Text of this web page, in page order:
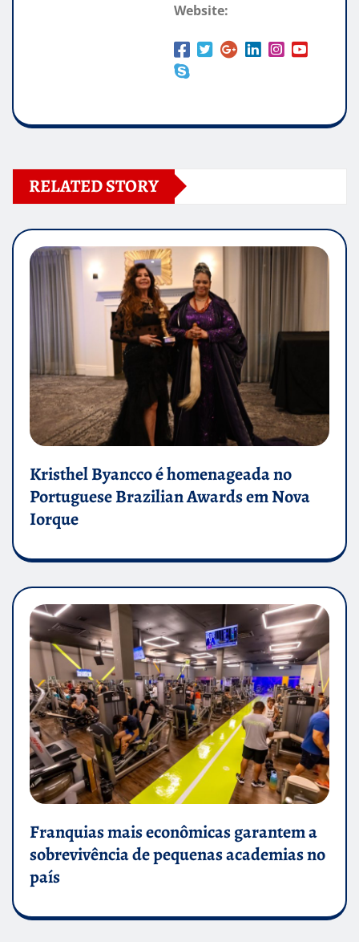
Website:
RELATED STORY
Kristhel Byancco é homenageada no
Portuguese Brazilian Awards em Nova
Iorque
Franquias mais econômicas garantem a
sobrevivência de pequenas academias no
país